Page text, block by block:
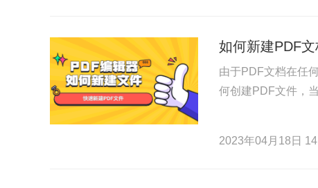
如何新建PDF
由于PDF文档在任
何创建PDF文件，
2023年04月18日